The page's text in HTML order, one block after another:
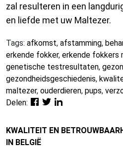
zal resulteren in een
en liefde met uw Maltezer.
Tags: afkomst, afstamming,
erkende fokker, erkende fokkers
genetische testresultaten,
gezondheidsgeschiedenis,
maltezer, ouderdieren, pups,
Delen:
KWALITEIT EN
IN BELGIË